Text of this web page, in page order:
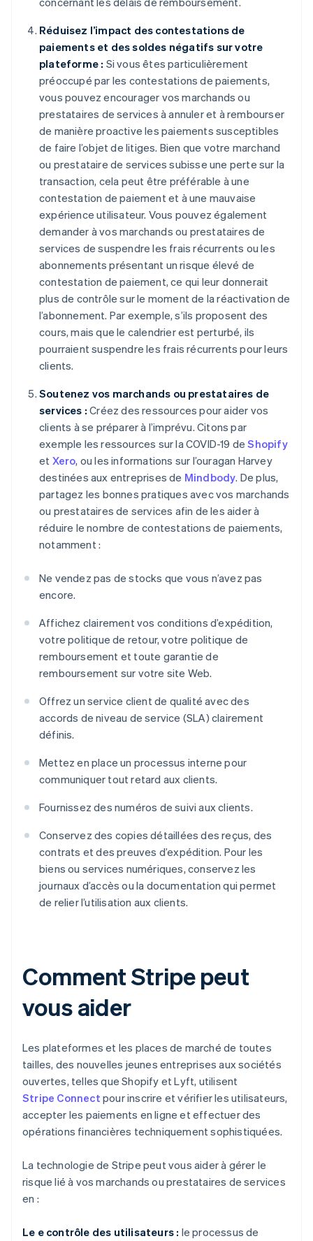
Réduisez l’impact des contestations de
paiements et des soldes négatifs sur votre
plateforme : Si vous êtes particulièrement
préoccupé par les contestations de paiements,
vous pouvez encourager vos marchands ou
prestataires de services à annuler et à rembourser
de manière proactive les paiements susceptibles
de faire l’objet de litiges. Bien que votre marchand
ou prestataire de services subisse une perte sur la
transaction, cela peut être préférable à une
contestation de paiement et à une mauvaise
expérience utilisateur. Vous pouvez également
demander à vos marchands ou prestataires de
services de suspendre les frais récurrents ou les
abonnements présentant un risque élevé de
contestation de paiement, ce qui leur donnerait
plus de contrôle sur le moment de la réactivation de
l’abonnement. Par exemple, s’ils proposent des
cours, mais que le calendrier est perturbé, ils
pourraient suspendre les frais récurrents pour leurs
clients.
Soutenez vos marchands ou prestataires de
services : Créez des ressources pour aider vos
clients à se préparer à l’imprévu. Citons par
exemple les ressources sur la COVID-19 deShopify
et Xero, ou les informations sur l’ouragan Harvey
destinées aux entreprises de Mindbody. De plus,
partagez les bonnes pratiques avec vos marchands
ou prestataires de services afin de les aider à
réduire le nombre de contestations de paiements,
notamment :
Ne vendez pas de stocks que vous n’avez pas
encore.
Affichez clairement vos conditions d’expédition,
votre politique de retour, votre politique de
remboursement et toute garantie de
remboursement sur votre site Web.
Offrez un service client de qualité avec des
accords de niveau de service (SLA) clairement
définis.
Mettez en place un processus interne pour
communiquer tout retard aux clients.
Fournissez des numéros de suivi aux clients.
Conservez des copies détaillées des reçus, des
contrats et des preuves d’expédition. Pour les
biens ou services numériques, conservez les
journaux d’accès ou la documentation qui permet
de relier l’utilisation aux clients.
Comment Stripe peut
vous aider
Les plateformes et les places de marché de toutes
tailles, des nouvelles jeunes entreprises aux sociétés
ouvertes, telles que Shopify et Lyft, utilisent
Stripe Connect pour inscrire et vérifier les utilisateurs,
accepter les paiements en ligne et effectuer des
opérations financières techniquement sophistiquées.
La technologie de Stripe peut vous aider à gérer le
risque lié à vos marchands ou prestataires de services
en :
Le e contrôle des utilisateurs : le processus de